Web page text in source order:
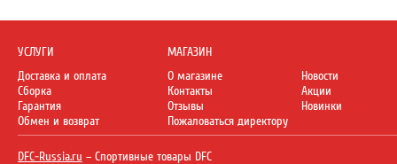
УСЛУГИ
Доставка и оплата
Сборка
Гарантия
Обмен и возврат
МАГАЗИН
О магазине
Контакты
Отзывы
Пожаловаться директору
Новости
Акции
Новинки
DFC-Russia.ru – Спортивные товары DFC